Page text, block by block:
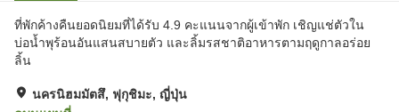
ที่พักค้างคืนยอดนิยมที่ได้รับ 4.9 คะแนนจากผู้เข้าพัก เชิญแช่ตัวใน
บ่อน้ำพุร้อนอันแสนสบายตัว และลิ้มรสชาติอาหารตามฤดูกาลอร่อย
ลิ้น
นครนิฮมมัตสึ, ฟุกุชิมะ, ญี่ปุ่น